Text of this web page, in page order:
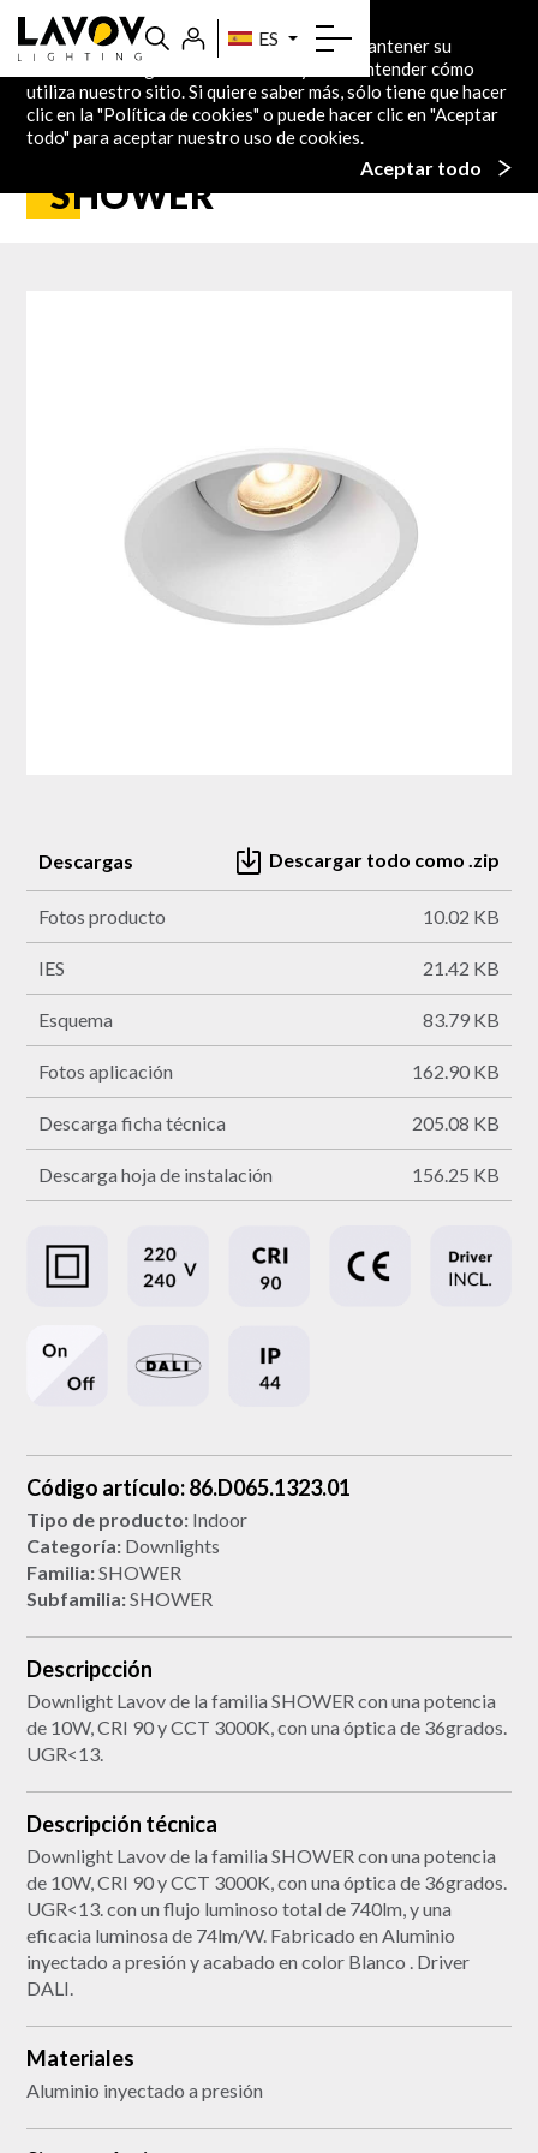
ES
Política de Cookies
En este sitio web utilizamos cookies para mantener su
información segura. También nos ayuda a entender cómo
utiliza nuestro sitio. Si quiere saber más, sólo tiene que hacer
clic en la "Política de cookies" o puede hacer clic en "Aceptar
todo" para aceptar nuestro uso de cookies.
Aceptar todo
Inicio Productos Indoor Downlights
SHOWER
SHOWER
86.D065.1323.01
SHOWER
Descargas Descargar todo como .zip
Fotos producto 10.02 KB
IES 21.42 KB
Esquema 83.79 KB
Fotos aplicación 162.90 KB
Descarga ficha técnica 205.08 KB
Descarga hoja de instalación 156.25 KB
Código artículo: 86.D065.1323.01
Tipo de producto: Indoor
Categoría: Downlights
Familia:SHOWER
Subfamilia:SHOWER
Descripcción
Downlight Lavov de la familia SHOWER con una potencia
de 10W, CRI 90 y CCT 3000K, con una óptica de 36grados.
UGR<13.
Descripción técnica
Downlight Lavov de la familia SHOWER con una potencia
de 10W, CRI 90 y CCT 3000K, con una óptica de 36grados.
UGR<13. con un flujo luminoso total de 740lm, y una
eficacia luminosa de 74lm/W. Fabricado en Aluminio
inyectado a presión y acabado en color Blanco . Driver
DALI.
Materiales
Aluminio inyectado a presión